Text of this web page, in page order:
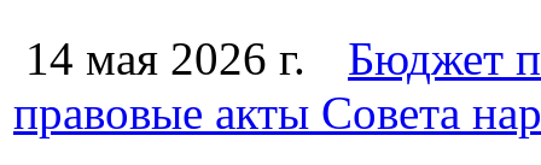
14 мая 2026 г.
Бюджет
правовые акты Совета